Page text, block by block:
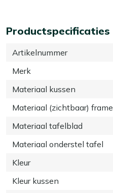
Productspecificaties
Artikelnummer
Merk
Materiaal kussen
Materiaal (zichtbaar) frame
Materiaal tafelblad
Materiaal onderstel tafel
Kleur
Kleur kussen